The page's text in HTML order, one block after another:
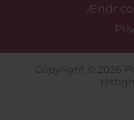
Ændr
Copyright © 2026